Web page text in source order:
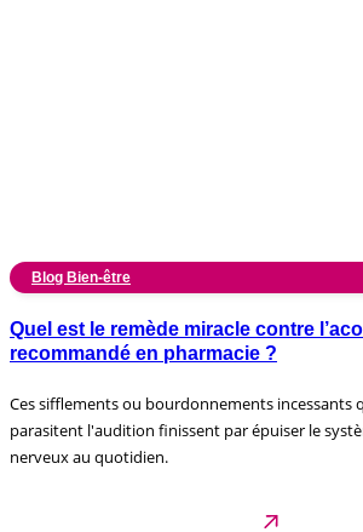
Blog Bien-être
Quel est le remède miracle contre
recommandé en pharmacie ?
Ces sifflements ou bourdonnements incessants
parasitent l'audition finissent par épuiser le
nerveux au quotidien.